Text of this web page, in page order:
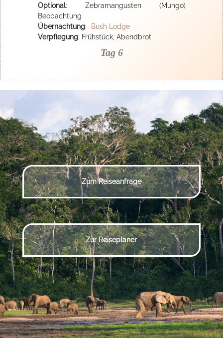
Optional: Zebramangusten (Mungo)
Beobachtung
Übernachtung:
Bush Lodge
Verpflegung: Frühstück, Abendbrot
Tag 6
Zum Reiseanfrage
Zur Reiseplaner